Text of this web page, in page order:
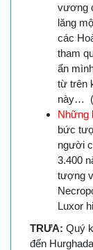
vương
lăng
các
tham
ẩn
từ trên
này…
Những
bức
người
3.400
tượng
Luxor
TRƯA: Quý
đến